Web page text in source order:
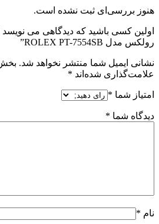
هنوز بررسی‌ای ثبت نشده است.
اولین کسی باشید که دیدگاهی می
رولکس مدل ROLEX PT-7554SB”
نشانی ایمیل شما منتشر نخواهد شد.
علامت‌گذاری شده‌اند *
امتیاز شما *
دیدگاه شما *
نام *